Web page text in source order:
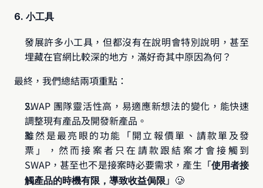
6. 小工具
發展許多小工具，但都沒有在說明會特別說明，甚至
埋藏在官網比較深的地方，滿好奇其中原因為何？
最終，我們總結兩項重點：
SWAP 團隊靈活性高，易適應新想法的變化，能快速
調整現有產品及開發新產品。
雖然是最亮眼的功能「開立報價單、請款單及發
票」，然而接案者只在請款跟結案才會接觸到
SWAP，甚至也不是接案時必要需求，產生「使用者接
觸產品的時機有限，導致收益侷限 」🥲